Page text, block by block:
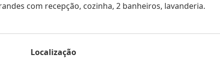
com recepção, cozinha, 2 banheiros, lavanderia.
Localização